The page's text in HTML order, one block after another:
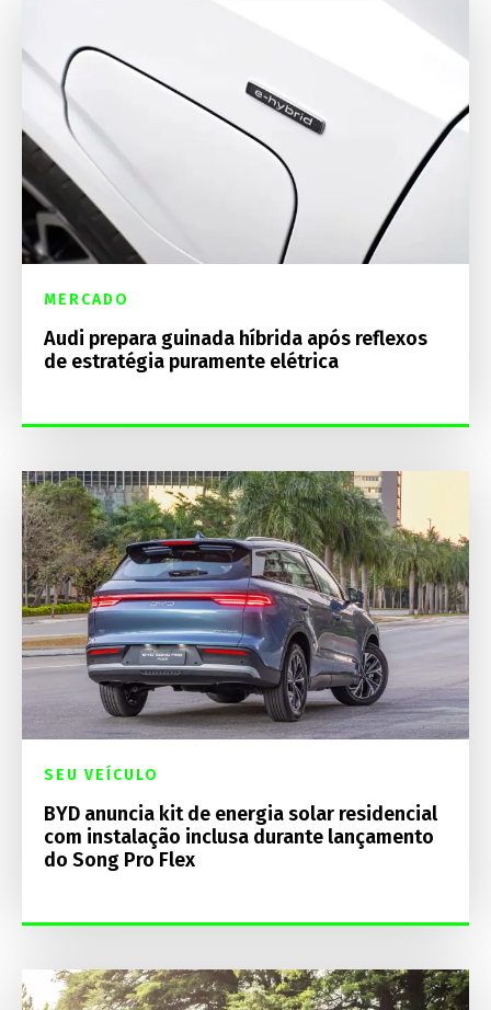
MERCADO
Audi prepara guinada híbrida após reflexos
de estratégia puramente elétrica
SEU VEÍCULO
BYD anuncia kit de energia solar residencial
com instalação inclusa durante lançamento
do Song Pro Flex